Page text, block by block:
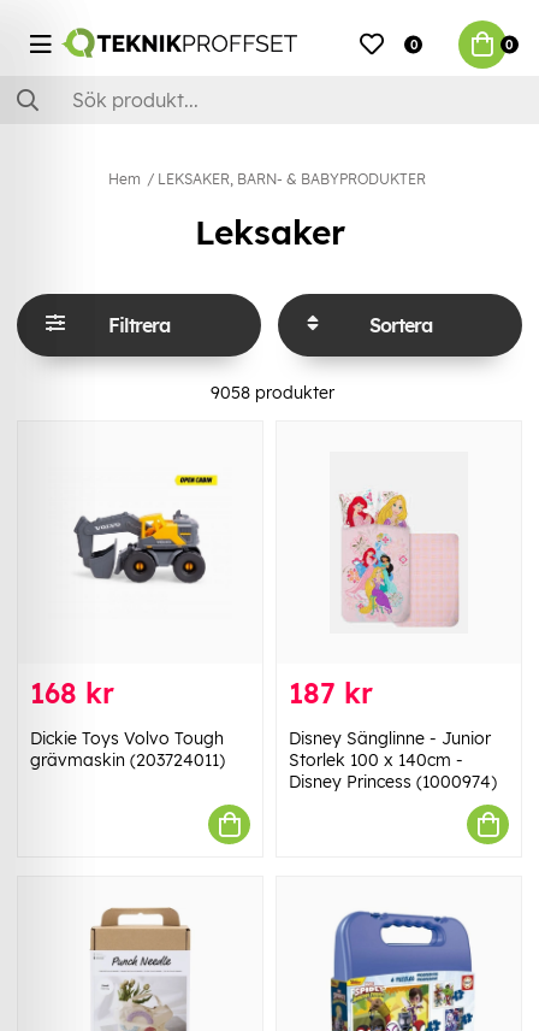
0 0
Hem LEKSAKER, BARN- & BABYPRODUKTER
Leksaker
Filtrera Sortera
9058produkter
168 kr
Dickie Toys Volvo Tough
grävmaskin (203724011)
187 kr
Disney Sänglinne - Junior
Storlek 100 x 140cm -
Disney Princess (1000974)